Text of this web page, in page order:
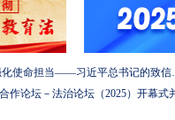
坚定法治自信 强化使